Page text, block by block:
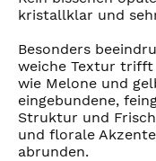
kristallklar und
Besonders
weiche Textur trifft
wie Melone und
eingebundene,
Struktur und
und florale
abrunden.